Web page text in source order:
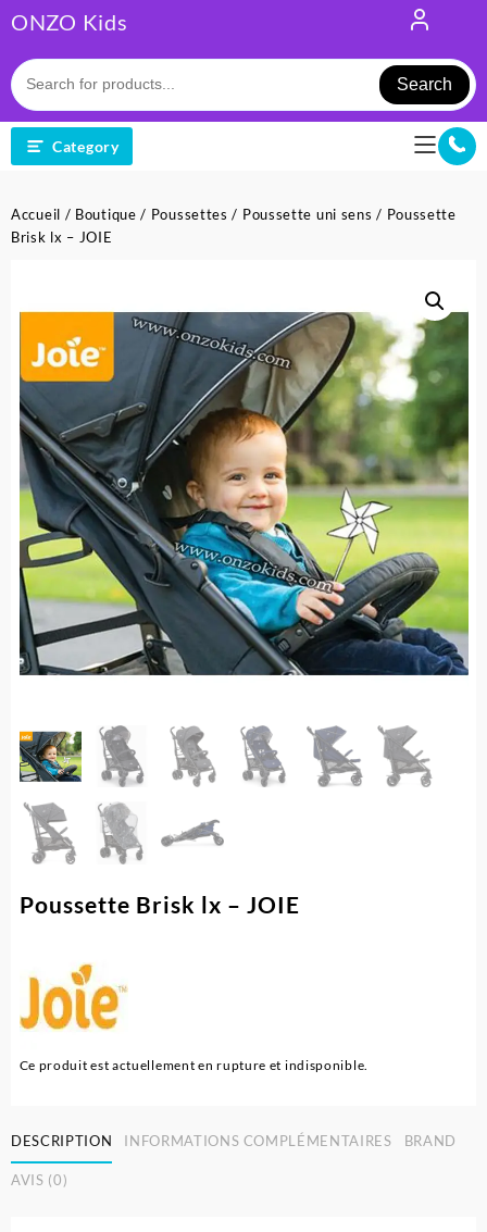
to
content
ONZO Kids
Search
Category
Accueil / Boutique / Poussettes / Poussette uni sens / Poussette
Brisk lx – JOIE
Poussette Brisk lx – JOIE
Ce produit est actuellement en rupture et indisponible.
DESCRIPTION INFORMATIONS COMPLÉMENTAIRES BRAND
AVIS (0)